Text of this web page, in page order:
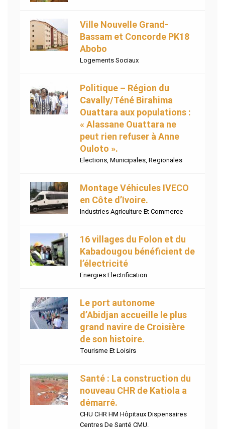
Ville Nouvelle Grand-
Bassam et Concorde PK18
Abobo
Logements Sociaux
Politique – Région du
Cavally/Téné Birahima
Ouattara aux populations :
« Alassane Ouattara ne
peut rien refuser à Anne
Ouloto ».
Elections Municipales Regionales
Montage Véhicules IVECO
en Côte d’Ivoire.
Industries Agriculture Et Commerce
16 villages du Folon et du
Kabadougou bénéficient de
l’électricité
Energies Electrification
Le port autonome
d’Abidjan accueille le plus
grand navire de Croisière
de son histoire.
Tourisme Et Loisirs
Santé : La construction du
nouveau CHR de Katiola a
démarré.
CHU CHR HM Hôpitaux Dispensaires
Centres De Santé CMU.